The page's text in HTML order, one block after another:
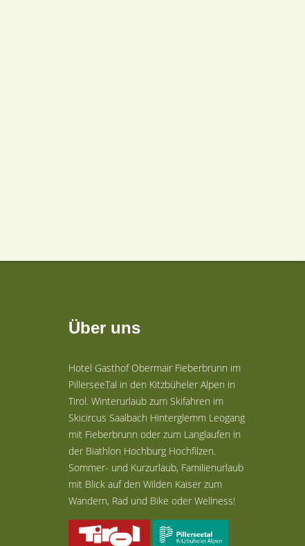
Über uns
Hotel Gasthof Obermair Fieberbrunn im
PillerseeTal in den Kitzbüheler Alpen in
Tirol. Winterurlaub zum Skifahren im
Skicircus Saalbach Hinterglemm Leogang
mit Fieberbrunn oder zum Langlaufen in
der Biathlon Hochburg Hochfilzen.
Sommer- und Kurzurlaub, Familienurlaub
mit Blick auf den Wilden Kaiser zum
Wandern, Rad und Bike oder Wellness!